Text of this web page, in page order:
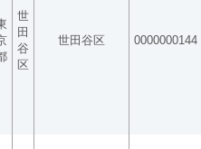
世
田
谷
区
世田谷区 0000000144